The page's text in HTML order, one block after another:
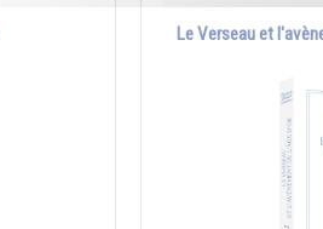
Le Verseau et